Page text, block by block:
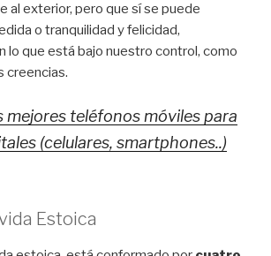
al exterior, pero que sí se puede
o tranquilidad y felicidad,
lo que está bajo nuestro control, como
creencias.
mejores teléfonos móviles para
(celulares, smartphones..)
Estoica